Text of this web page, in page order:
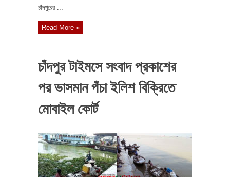
চাঁদপুরের ...
Read More »
চাঁদপুর টাইমসে সংবাদ প্রকাশের
পর ভাসমান পঁচা ইলিশ বিক্রিতে
মোবাইল কোর্ট